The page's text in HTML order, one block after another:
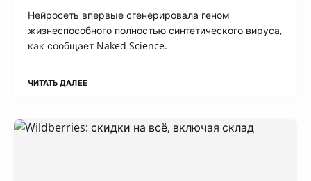
Нейросеть впервые сгенерировала геном
жизнеспособного полностью синтетического вируса,
как сообщает Naked Science.
ЧИТАТЬ ДАЛЕЕ